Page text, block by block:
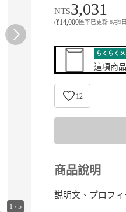
1 /5
NT$3,031
(¥14,000匯率已更新 8月9
らくらく
這項商
12
商品說明
説明文、プロフ